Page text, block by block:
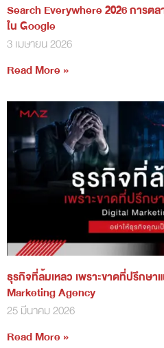
Search Everywhere 2026 การต
ใน Google
3 เมษายน 2026
Read More »
ธุรกิจที่ล้มเหลว เพราะขาดที่ปรึกษา
Marketing Agency
25 มีนาคม 2026
Read More »